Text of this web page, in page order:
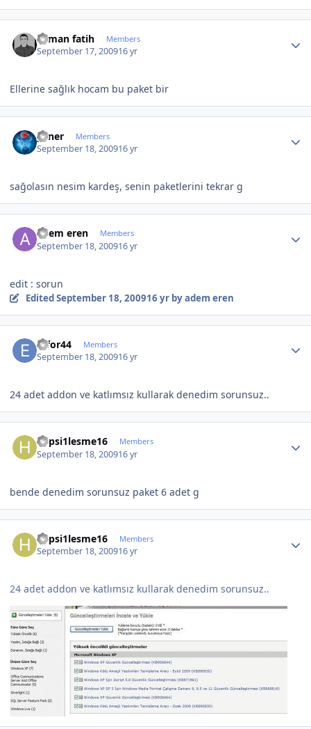
osman fatih Members
September 17, 200916 yr
Ellerine sağlık hocam bu paket bir
yener Members
September 18, 200916 yr
sağolasın nesim kardeş, senin paketlerini tekrar g
adem eren Members
September 18, 200916 yr
edit : sorun
EditedSeptember 18, 200916 yrby adem eren
effor44 Members
September 18, 200916 yr
24 adet addon ve katlımsız kullarak denedim sorunsuz..
hepsi1lesme16 Members
September 18, 200916 yr
bende denedim sorunsuz paket 6 adet g
hepsi1lesme16 Members
September 18, 200916 yr
24 adet addon ve katlımsız kullarak denedim sorunsuz..